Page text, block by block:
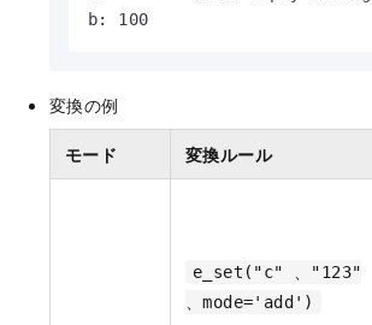
b: 100
変換の例
モード 変換ルール
e_set("c" 、"123"
、mode='add')